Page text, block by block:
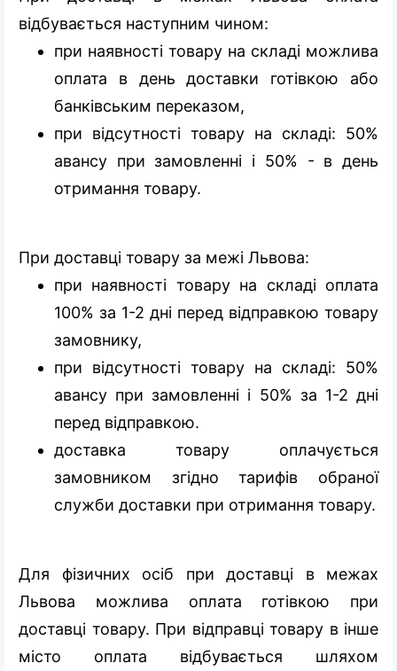
відбувається наступним чином:
при наявності товару на складі можлива
оплата в день доставки готівкою або
банківським переказом,
при відсутності товару на складі: 50%
авансу при замовленні і 50% - в день
отримання товару.
При доставці товару за межі Львова:
при наявності товару на складі оплата
100% за 1-2 дні перед відправкою товару
замовнику,
при відсутності товару на складі: 50%
авансу при замовленні і 50% за 1-2 дні
перед відправкою.
доставка товару оплачується
замовником згідно тарифів обраної
служби доставки при отримання товару.
Для фізичних осіб при доставці в межах
Львова можлива оплата готівкою при
доставці товару. При відправці товару в інше
місто оплата відбувається шляхом